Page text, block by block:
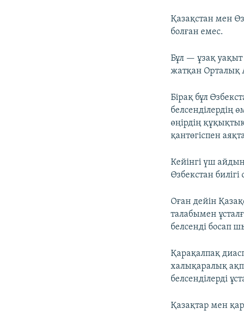
Қазақстан мен
болған емес.
Бұл — ұзақ уақыт
жатқан Орталық
Бірақ бұл
белсенділердің
өңірдің
қантөгіспен
Кейінгі үш айдың
Өзбекстан
Оған дейін
талабымен
белсенді босап
Қарақалпақ
халықаралық
белсенділерді
Қазақтар мен